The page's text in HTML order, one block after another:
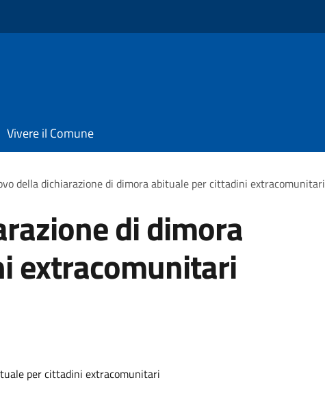
Vivere il Comune
della dichiarazione di dimora abituale per cittadini extracomunitari
di dimora
extracomunitari
per cittadini extracomunitari